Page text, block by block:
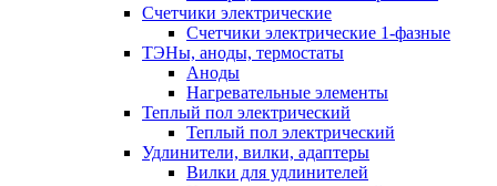
Счетчики электрические
Счетчики электрические 1-фазные
ТЭНы, аноды, термостаты
Аноды
Нагревательные элементы
Теплый пол электрический
Теплый пол электрический
Удлинители, вилки, адаптеры
Вилки для удлинителей